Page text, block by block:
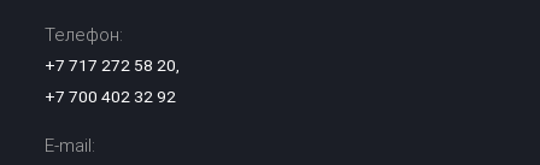
Телефон:
+7 717 272 58 20
+7 700 402 32 92
E-mail: